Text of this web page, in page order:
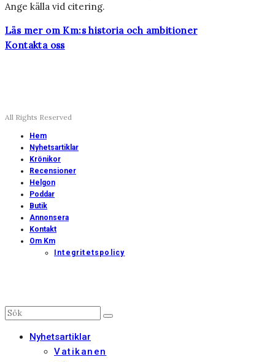
Ange källa vid citering.
Läs mer om Km:s historia och ambitioner
Kontakta oss
All Rights Reserved
Hem
Nyhetsartiklar
Krönikor
Recensioner
Helgon
Poddar
Butik
Annonsera
Kontakt
Om Km
Integritetspolicy
Nyhetsartiklar
Vatikanen